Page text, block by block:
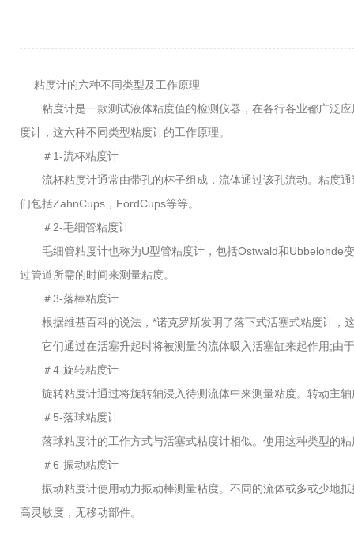
粘度计的六种不同类型及工作原理
粘度计是一款测试液体粘度值的检测仪器，在各行各业都广泛应
度计，这六种不同类型粘度计的工作原理。
＃1-流杯粘度计
流杯粘度计通常由带孔的杯子组成，流体通过该孔流动。粘度通
们包括ZahnCups，FordCups等等。
＃2-毛细管粘度计
毛细管粘度计也称为U型管粘度计，包括Ostwald和Ubbelohde变
过管道所需的时间来测量粘度。
＃3-落棒粘度计
根据维基百科的说法，*诺克罗斯发明了落下式活塞式粘度计，
它们通过在活塞升起时将被测量的流体吸入活塞缸来起作用;由于
＃4-旋转粘度计
旋转粘度计通过将旋转轴浸入待测流体中来测量粘度。转动主轴
＃5-落球粘度计
落球粘度计的工作方式与活塞式粘度计相似。使用这种类型的粘
＃6-振动粘度计
振动粘度计使用动力振动棒测量粘度。不同的流体或多或少地抵
高灵敏度，无移动部件。